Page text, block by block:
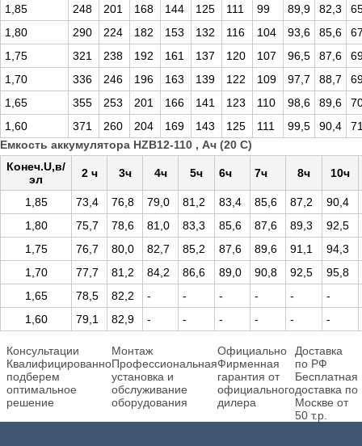
1,85
248 201 168 144 125 111 99 89,9 82,3
1,80
290 224 182 153 132 116 104 93,6 85,6
1,75
321 238 192 161 137 120 107 96,5 87,6
1,70
336 246 196 163 139 122 109 97,7 88,7
1,65
355 253 201 166 141 123 110 98,6 89,6
1,60
371 260 204 169 143 125 111 99,5 90,4
Емкость аккумулятора HZB12-110 , Ач (20 С)
Конеч.U,в/
эл
2 ч 3ч 4ч 5ч 6ч 7ч 8ч 10ч
1,85 73,4 76,8 79,0 81,2 83,4 85,6 87,2
90,4
1,80
75,7 78,6 81,0 83,3 85,6 87,6 89,3
92,5
1,75
76,7 80,0 82,7 85,2 87,6 89,6 91,1
94,3
1,70
77,7 81,2 84,2 86,6 89,0 90,8 92,5
95,8
1,65
78,5 82,2 - - - - -
-
1,60
79,1 82,9 - - - - - -
Консультации
Квалифицированно
подберем
оптимальное
решение
Монтаж
Профессиональная
установка и
обслуживание
оборудования
Официально
Фирменная
гарантия от
официального
дилера
Доставка
по РФ
Бесплатная
доставка по
Москве от
50 т.р.